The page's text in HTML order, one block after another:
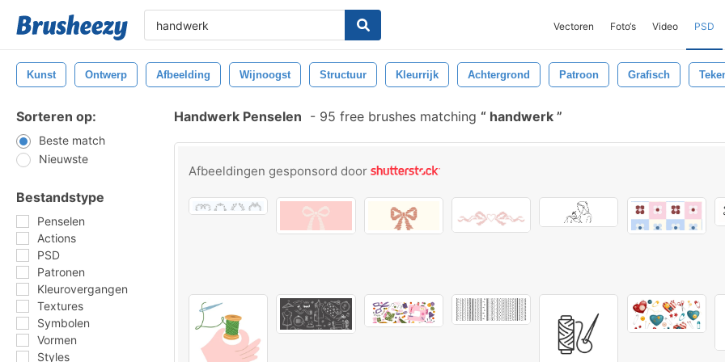
Vectoren Foto‘s Video PSD
Kunst Ontwerp Afbeelding Wijnoogst Structuur Kleurrijk Achtergrond Patroon Grafisch
Sorteren op:
Beste match
Nieuwste
Bestandstype
Penselen
Actions
PSD
Patronen
Kleurovergangen
Textures
Symbolen
Vormen
Styles
Handwerk Penselen - 95 free brushes matching handwerk
Afbeeldingen gesponsord door